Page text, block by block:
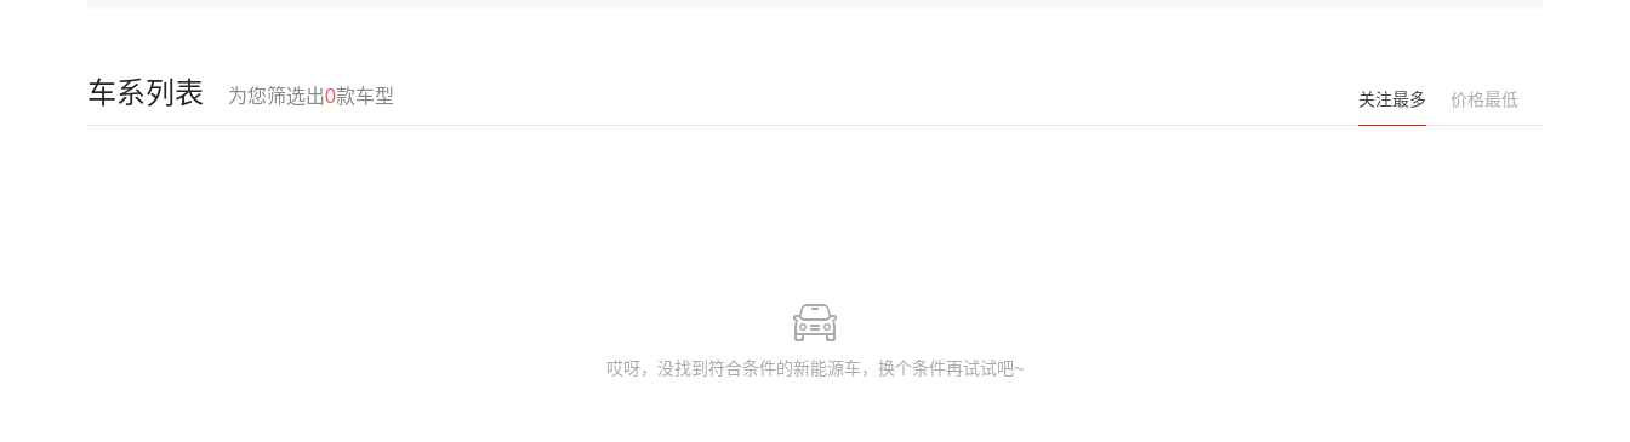
车系列表 为您筛选出0款车型 关注最多 价格最低
哎呀，没找到符合条件的新能源车，换个条件再试试吧~